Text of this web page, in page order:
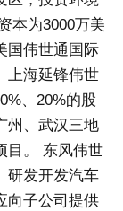
本为3000万美
国伟世通国际
上海延锋伟世
、20%的股
州、武汉三地
目。 东风伟世
研发开发汽车
向子公司提供